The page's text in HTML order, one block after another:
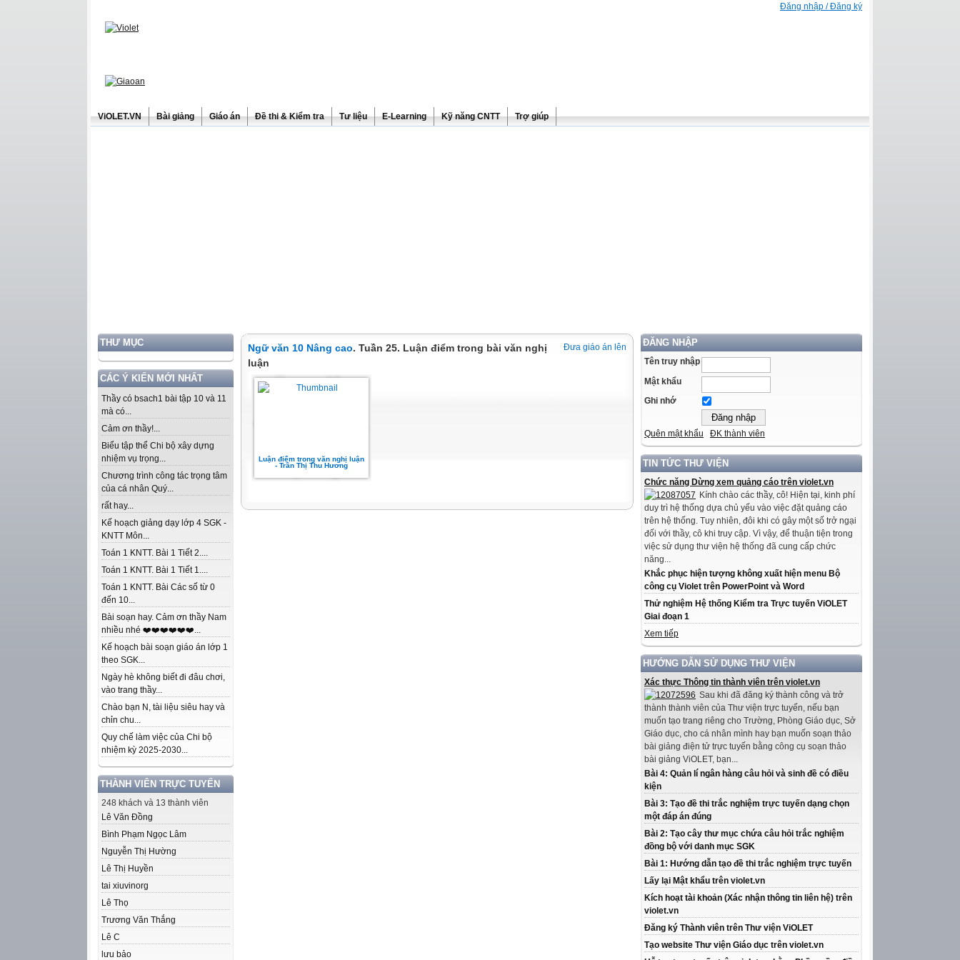
Đăng nhập / Đăng ký
ViOLET.VN Bài giảng Giáo án Đề thi & Kiểm tra Tư liệu E-Learning Kỹ năng CNTT Trợ giúp
THƯ MỤC
CÁC Ý KIẾN MỚI NHẤT
Thầy có bsach1 bài tập 10 và 11
mà có...
Cảm ơn thầy!...
Biểu tập thể Chi bộ xây dựng
nhiệm vụ trọng...
Chương trình công tác trọng tâm
của cá nhân Quý...
rất hay...
Kế hoạch giảng dạy lớp 4 SGK -
KNTT Môn...
Toán 1 KNTT. Bài 1 Tiết 2....
Toán 1 KNTT. Bài 1 Tiết 1....
Toán 1 KNTT. Bài Các số từ 0
đến 10...
Bài soạn hay. Cảm ơn thầy Nam
nhiều nhé ❤️❤️❤️❤️❤️❤️...
Kế hoạch bài soạn giáo án lớp 1
theo SGK...
Ngày hè không biết đi đâu chơi,
vào trang thầy...
Chào bạn N, tài liệu siêu hay và
chỉn chu...
Quy chế làm việc của Chi bộ
nhiệm kỳ 2025-2030...
THÀNH VIÊN TRỰC TUYẾN
248 khách và 13 thành viên
Lê Văn Đồng
Bình Phạm Ngọc Lâm
Nguyễn Thị Hường
Lê Thị Huyền
tai xiuvinorg
Lê Thọ
Trương Văn Thắng
Lê C
lưu bảo
ĐĂNG NHẬP
Tên truy nhập
Mật khẩu
Ghi nhớ
Quên mật khẩu ĐK thành viên
TIN TỨC THƯ VIỆN
Chức năng Dừng xem quảng cáo trên violet.vn
Kính chào các thầy, cô! Hiện tại, kinh phí
duy trì hệ thống dựa chủ yếu vào việc đặt quảng cáo
trên hệ thống. Tuy nhiên, đôi khi có gây một số trở ngại
đối với thầy, cô khi truy cập. Vì vậy, để thuận tiện trong
việc sử dụng thư viện hệ thống đã cung cấp chức
năng...
Khắc phục hiện tượng không xuất hiện menu Bộ
công cụ Violet trên PowerPoint và Word
Thử nghiệm Hệ thống Kiểm tra Trực tuyến ViOLET
Giai đoạn 1
Xem tiếp
HƯỚNG DẪN SỬ DỤNG THƯ VIỆN
Xác thực Thông tin thành viên trên violet.vn
Sau khi đã đăng ký thành công và trở
thành thành viên của Thư viện trực tuyến, nếu bạn
muốn tạo trang riêng cho Trường, Phòng Giáo dục, Sở
Giáo dục, cho cá nhân mình hay bạn muốn soạn thảo
bài giảng điện tử trực tuyến bằng công cụ soạn thảo
bài giảng ViOLET, bạn...
Bài 4: Quản lí ngân hàng câu hỏi và sinh đề có điều
kiện
Bài 3: Tạo đề thi trắc nghiệm trực tuyến dạng chọn
một đáp án đúng
Bài 2: Tạo cây thư mục chứa câu hỏi trắc nghiệm
đồng bộ với danh mục SGK
Bài 1: Hướng dẫn tạo đề thi trắc nghiệm trực tuyến
Lấy lại Mật khẩu trên violet.vn
Kích hoạt tài khoản (Xác nhận thông tin liên hệ) trên
violet.vn
Đăng ký Thành viên trên Thư viện ViOLET
Tạo website Thư viện Giáo dục trên violet.vn
Đưa giáo án lên
Ngữ văn 10 Nâng cao. Tuần 25. Luận điểm trong bài văn nghị
luận
Luận điểm trong văn nghị luận
- Trần Thị Thu Hương